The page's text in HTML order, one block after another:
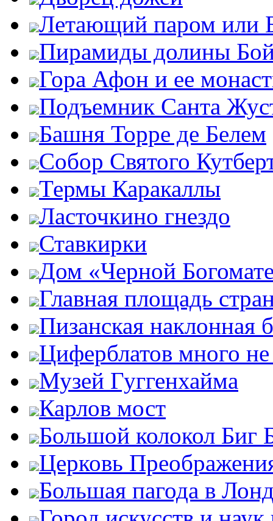
Летающий паром или
Пирамиды долины
Гора Афон и ее
Подъемник Санта
Башня Торре де Белем
Собор Святого
Термы Каракаллы
Ласточкино гнездо
Ставкирки
Дом «Черной
Главная площадь
Пизанская наклонная
Циферблатов много
Музей Гуггенхайма
Карлов мост
Большой колокол Биг
Церковь
Большая пагода в